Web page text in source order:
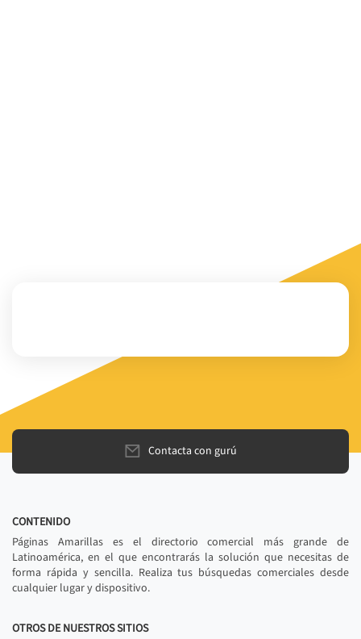
Contacta con gurú
CONTENIDO
Páginas Amarillas es el directorio comercial más grande de
Latinoamérica, en el que encontrarás la solución que necesitas de
forma rápida y sencilla. Realiza tus búsquedas comerciales desde
cualquier lugar y dispositivo.
OTROS DE NUESTROS SITIOS